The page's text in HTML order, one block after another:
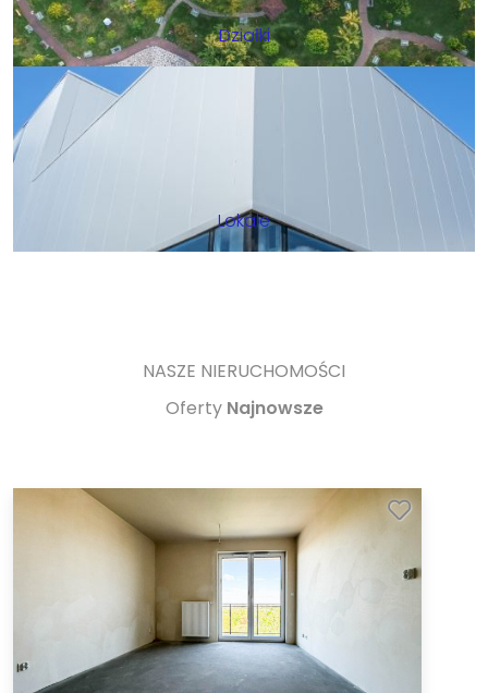
Działki
Lokale
NASZE NIERUCHOMOŚCI
Oferty Najnowsze